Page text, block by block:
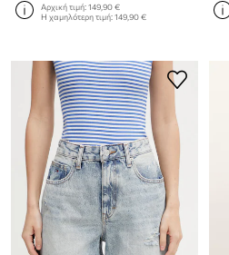
Αρχική τιμή:149,90 €
Η χαμηλότερη τιμή:149,90 €